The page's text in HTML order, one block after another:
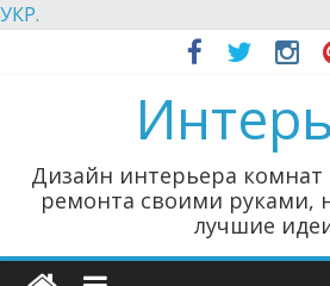
УКР.
Дизайн интерьера комнат
ремонта своими руками,
лучшие